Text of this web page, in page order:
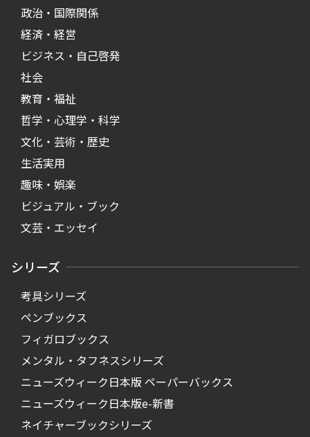
政治・国際関係
経済・経営
ビジネス・自己啓発
社会
教育・福祉
哲学・心理学・科学
文化・芸術・歴史
生活実用
趣味・娯楽
ビジュアル・ブック
文芸・エッセイ
シリーズ
考具シリーズ
ペンブックス
フィガロブックス
メンタル・タフネスシリーズ
ニューズウィーク日本版 ペーパーバックス
ニューズウィーク日本版e-新書
ネイチャーブックシリーズ